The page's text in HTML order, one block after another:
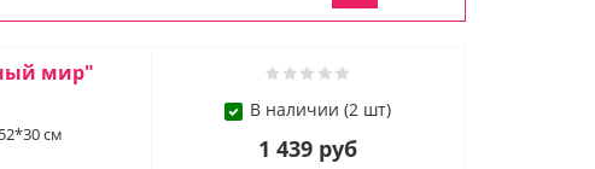
мир"
см
В наличии (2 шт)
1 439 руб